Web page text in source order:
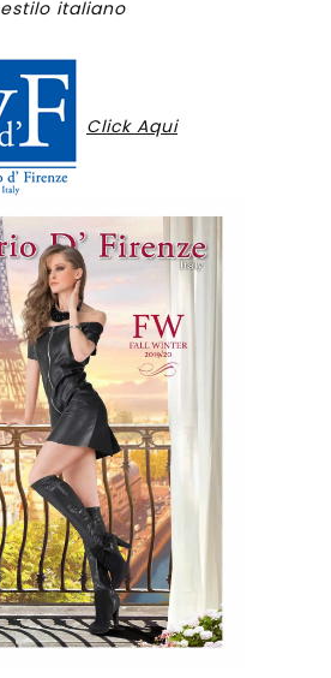
estilo italiano
Click Aqui